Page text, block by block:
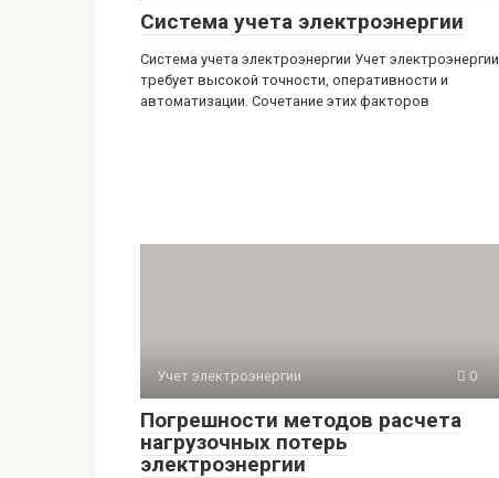
Система учета электроэнергии
Система учета электроэнергии Учет электроэнергии
требует высокой точности, оперативности и
автоматизации. Сочетание этих факторов
Учет электроэнергии 0
Погрешности методов расчета
нагрузочных потерь
электроэнергии